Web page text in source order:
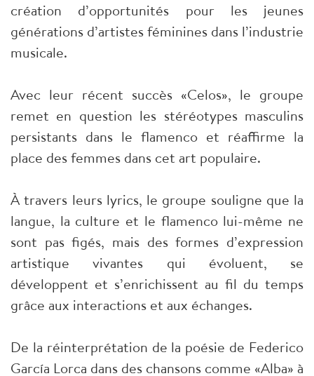
création d’opportunités pour les jeunes
générations d’artistes féminines dans l’industrie
musicale.
Avec leur récent succès «Celos», le groupe
remet en question les stéréotypes masculins
persistants dans le flamenco et réaffirme la
place des femmes dans cet art populaire.
À travers leurs lyrics, le groupe souligne que la
langue, la culture et le flamenco lui-même ne
sont pas figés, mais des formes d’expression
artistique vivantes qui évoluent, se
développent et s’enrichissent au fil du temps
grâce aux interactions et aux échanges.
De la réinterprétation de la poésie de Federico
García Lorca dans des chansons comme «Alba» à